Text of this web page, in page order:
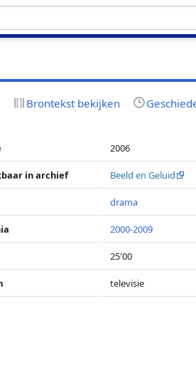
Brontekst bekijken
2006
in archief Beeld en Geluid
drama
2000-2009
25'00
televisie